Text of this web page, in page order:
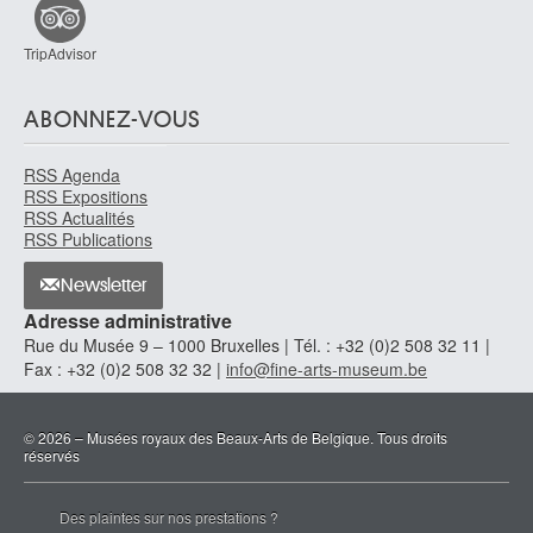
TripAdvisor
ABONNEZ-VOUS
RSS Agenda
RSS Expositions
RSS Actualités
RSS Publications
Newsletter
Adresse administrative
Rue du Musée 9 – 1000 Bruxelles | Tél. : +32 (0)2 508 32 11 |
Fax : +32 (0)2 508 32 32 | info@fine-arts-museum.be
© 2026 – Musées royaux des Beaux-Arts de Belgique. Tous droits
réservés
Des plaintes sur nos prestations ?